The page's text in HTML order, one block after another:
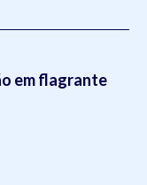
em flagrante